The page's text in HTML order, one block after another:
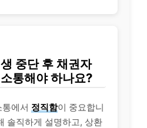
중단 후 채권자
통해야 하나요?
에서 정직함이 중요합니
솔직하게 설명하고, 상환